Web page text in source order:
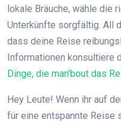
lokale Bräuche, wähle die
Unterkünfte sorgfältig. All
dass deine Reise
Informationen konsultiere
Dinge, die man’bout das
Hey Leute! Wenn ihr auf
für eine entspannte Reise